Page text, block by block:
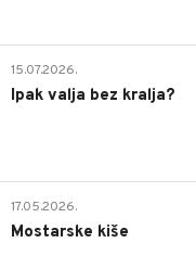
15.07.2026.
Ipak valja bez kralja?
17.05.2026.
Mostarske kiše